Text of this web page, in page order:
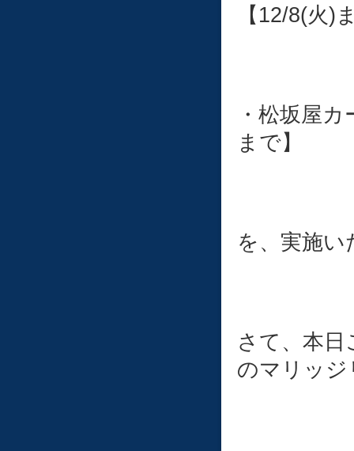
【12/8(火)
・松坂屋
まで】
を、実施
さて、本
のマリッ